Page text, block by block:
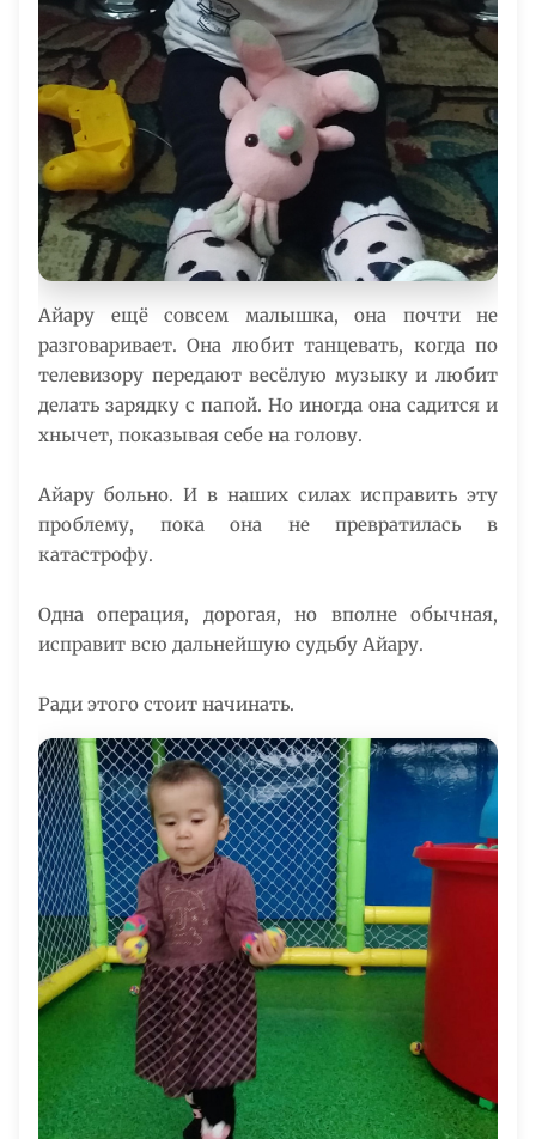
Айару ещё совсем малышка, она почти не
разговаривает. Она любит танцевать, когда по
телевизору передают весёлую музыку и любит
делать зарядку с папой. Но иногда она садится и
хнычет, показывая себе на голову.
Айару больно. И в наших силах исправить эту
проблему, пока она не превратилась в
катастрофу.
Одна операция, дорогая, но вполне обычная,
исправит всю дальнейшую судьбу Айару.
Ради этого стоит начинать.